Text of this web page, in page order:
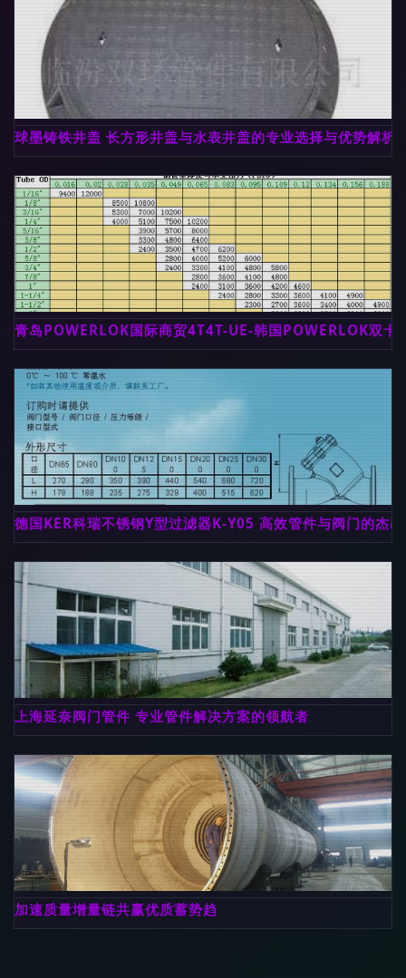
球墨铸铁井盖 长方形井盖与水表井盖的专业选择与优势解析
青岛POWERLOK国际商贸4T4T-UE-韩国POWERLOK双卡
德国KER科瑞不锈钢Y型过滤器K-Y05 高效管件与阀门的杰
上海延奈阀门管件 专业管件解决方案的领航者
加速质量增量链共赢优质蓄势趋